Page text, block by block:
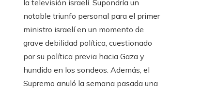
la televisión israelí. Supondría un
notable triunfo personal para el primer
ministro israelí en un momento de
grave debilidad política, cuestionado
por su política previa hacia Gaza y
hundido en los sondeos. Además, el
Supremo anuló la semana pasada una